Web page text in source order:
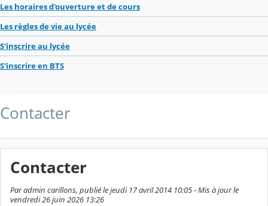
Les horaires d'ouverture et de cours
Les règles de vie au lycée
S'inscrire au lycée
S'inscrire en BTS
Contacter
Contacter
Par admin carillons, publié le jeudi 17 avril 2014 10:05 - Mis à jour le
vendredi 26 juin 2026 13:26